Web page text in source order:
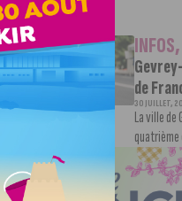
INFOS,
de
30 JUILLET,
La ville
quatrième